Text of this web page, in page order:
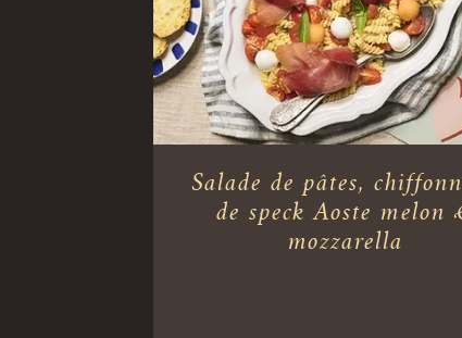
Salade de pâtes,
de speck Aoste melon
mozzarella